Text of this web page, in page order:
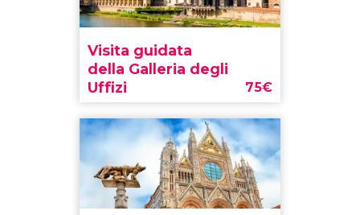
Visita guidata
della Galleria degli
Uffizi
75€